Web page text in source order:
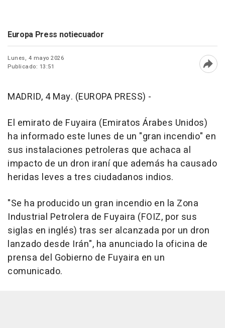
Europa Press notiecuador
Lunes, 4 mayo 2026
Publicado: 13:51
MADRID, 4 May. (EUROPA PRESS) -
El emirato de Fuyaira (Emiratos Árabes Unidos)
ha informado este lunes de un "gran incendio" en
sus instalaciones petroleras que achaca al
impacto de un dron iraní que además ha causado
heridas leves a tres ciudadanos indios.
"Se ha producido un gran incendio en la Zona
Industrial Petrolera de Fuyaira (FOIZ, por sus
siglas en inglés) tras ser alcanzada por un dron
lanzado desde Irán", ha anunciado la oficina de
prensa del Gobierno de Fuyaira en un
comunicado.